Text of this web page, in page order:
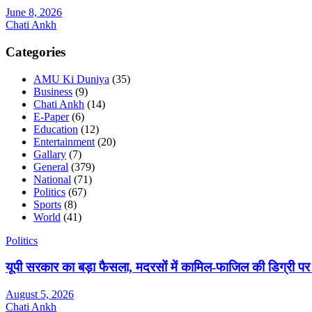
June 8, 2026
Chati Ankh
Categories
AMU Ki Duniya (35)
Business (9)
Chati Ankh (14)
E-Paper(6)
Education (12)
Entertainment (20)
Gallary (7)
General (379)
National (71)
Politics (67)
Sports (8)
World (41)
Politics
यूपी सरकार का बड़ा फैसला, मदरसों में कामिल-फाजिल की डिग्री
August 5, 2026
Chati Ankh